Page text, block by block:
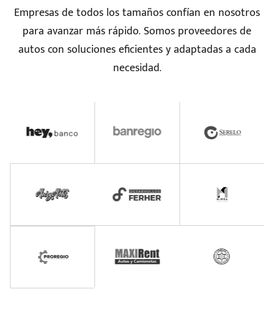
Empresas de todos los tamaños confían en nosotros
para avanzar más rápido. Somos proveedores de
autos con soluciones eficientes y adaptadas a cada
necesidad.